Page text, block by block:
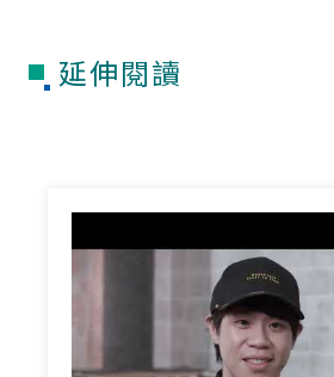
延伸閱讀